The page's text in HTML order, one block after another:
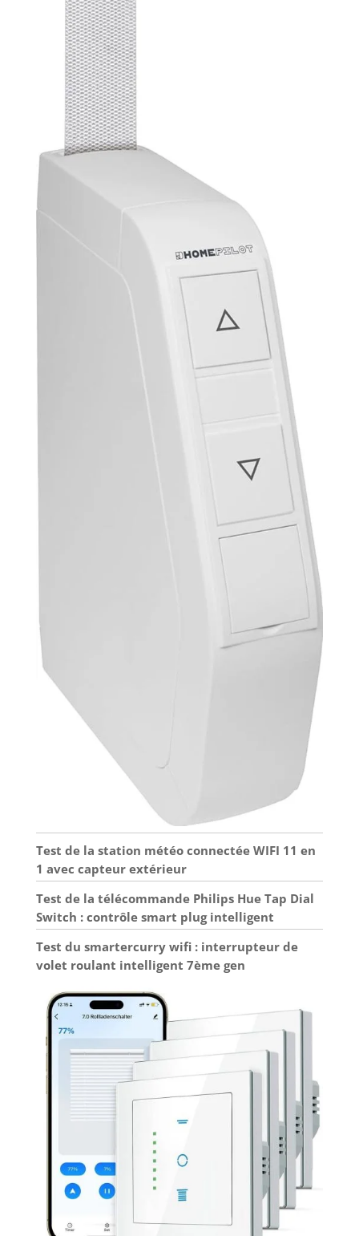
garantit des données fiables sans connexion
filaire. Son pluviomètre et sa girouette,
parfaitement étanches, s'installent facilement au
jardin, sur le balcon ou en toiture 【Alertes
Intelligentes et Utilisation Professionnelle】Cette
station meteo professionnelle permet de
paramétrer des alertes de valeurs maximales et
minimales, et de créer des alertes personnalisées
pour les vents forts, les fortes pluies, les
températures extrêmes, l'humidité et les rayons
UV. Vous êtes ainsi paré(e) aux intempéries. Sa
structure robuste et durable, conçue pour une
utilisation extérieure, résiste aux vents violents et
aux fortes pluies, ce qui la rend idéale pour les
maisons, les jardins, les fermes et autres
environnements similaires, à l'abri des
intempéries et des variations saisonnières 【4
Niveaux de Luminosité + 2 Options D’installation】
Cette station météo propose quatre niveaux de
luminosité réglables pour s'adapter à différentes
conditions d'éclairage ambiant. L'unité principale
peut être fixée au mur ou posée sur un bureau.
Son design fin et élégant se distingue par une
interface claire et attrayante. Elle répond non
seulement aux besoins d'information complets
des passionnés de météo, mais constitue
également un choix élégant et indispensable pour
tout intérieur
Test de la station météo connectée WIFI 11 en
1 avec capteur extérieur
Test de la télécommande Philips Hue Tap Dial
Switch : contrôle smart plug intelligent
Test du smartercurry wifi : interrupteur de
volet roulant intelligent 7ème gen